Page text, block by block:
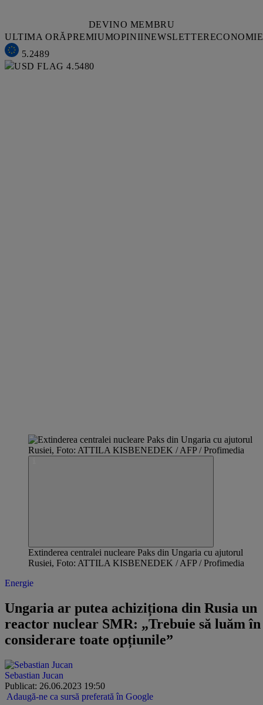
DEVINO MEMBRU
ULTIMA ORĂPREMIUMOPINIINEWSLETTERECONOMIE
5.2489
4.5480
Extinderea centralei nucleare Paks din Ungaria cu ajutorul
Rusiei, Foto: ATTILA KISBENEDEK / AFP / Profimedia
Energie
Ungaria ar putea achiziționa din Rusia un
reactor nuclear SMR: „Trebuie să luăm în
considerare toate opțiunile”
Sebastian Jucan
Publicat: 26.06.2023 19:50
Adaugă-ne ca sursă preferată în Google